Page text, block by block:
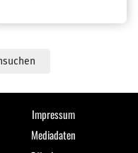
Impressum
Mediadaten